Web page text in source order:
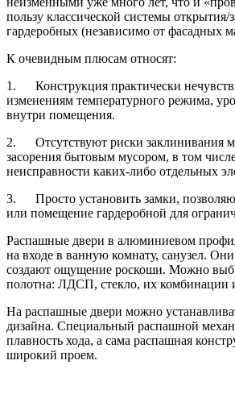
пользу классической системы
гардеробных (независимо от фасадных
К очевидным плюсам относят:
1. Конструкция практически
изменениям температурного режима,
внутри помещения.
2. Отсутствуют риски заклинивания
засорения бытовым мусором, в том
неисправности каких-либо отдельных
3. Просто установить замки,
или помещение гардеробной для
Распашные двери в алюминиевом
на входе в ванную комнату, санузел.
создают ощущение роскоши. Можно
полотна: ЛДСП, стекло, их комбинации
На распашные двери можно
дизайна. Специальный распашной
плавность хода, а сама распашная
широкий проем.